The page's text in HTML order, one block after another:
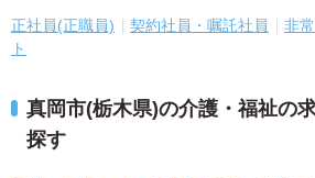
正社員(正職員) 契約社員・嘱託社員
非
ト
真岡市(栃木県)の介護・福祉の
探す